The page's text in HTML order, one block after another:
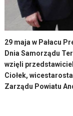
29 maja w Pałacu
Dnia Samorządu
wzięli
Ciołek,
Zarządu Powiatu